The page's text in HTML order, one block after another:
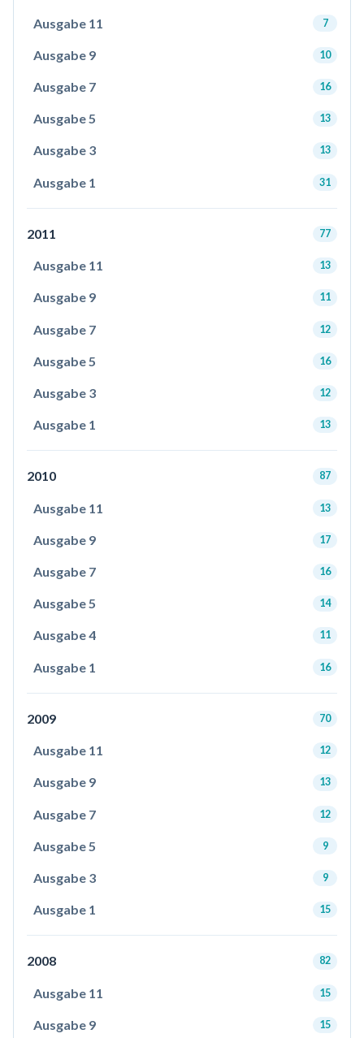
Ausgabe 11 7
Ausgabe 9 10
Ausgabe 7 16
Ausgabe 5 13
Ausgabe 3 13
Ausgabe 1 31
2011 77
Ausgabe 11 13
Ausgabe 9 11
Ausgabe 7 12
Ausgabe 5 16
Ausgabe 3 12
Ausgabe 1 13
2010 87
Ausgabe 11 13
Ausgabe 9 17
Ausgabe 7 16
Ausgabe 5 14
Ausgabe 4 11
Ausgabe 1 16
2009 70
Ausgabe 11 12
Ausgabe 9 13
Ausgabe 7 12
Ausgabe 5 9
Ausgabe 3 9
Ausgabe 1 15
2008 82
Ausgabe 11 15
Ausgabe 9 15